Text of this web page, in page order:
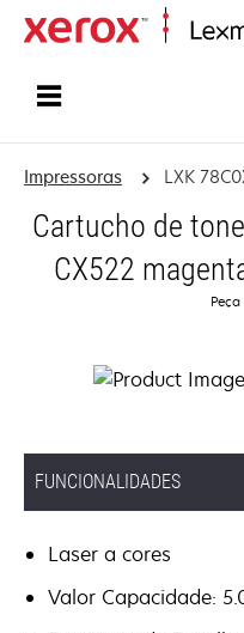
Impressoras LXK
Cartucho de
CX522
FUNCIONALIDADES
Laser a cores
Valor Capacidade: